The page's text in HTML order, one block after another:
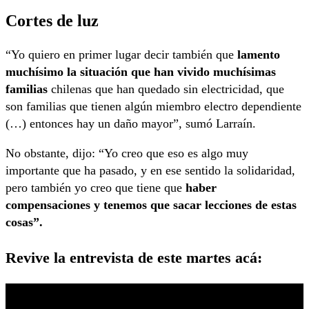
Cortes de luz
“Yo quiero en primer lugar decir también que lamento
muchísimo la situación que han vivido muchísimas
familias chilenas que han quedado sin electricidad, que
son familias que tienen algún miembro electro dependiente
(…) entonces hay un daño mayor”, sumó Larraín.
No obstante, dijo: “Yo creo que eso es algo muy
importante que ha pasado, y en ese sentido la solidaridad,
pero también yo creo que tiene que haber
compensaciones y tenemos que sacar lecciones de estas
cosas”.
Revive la entrevista de este martes acá: